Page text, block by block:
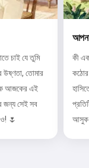
চাই যে তুমি
উষ্ণতা, তোমার
আজকের এই
জন্য সেই সব
🌷
কী
কঠোর
আসুক